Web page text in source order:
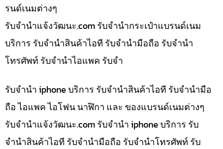
รนด์เนมต่างๆ
รับจํานําแจ้งวัฒนะ.com รับจำนำกระเป๋าแบรนด์เนม
บริการ รับจำนำสินค้าไอที รับจำนำมือถือ รับจำนำ
โทรศัพท์ รับจำนำไอแพค รับจำ
รับจำนำ iphone บริการ รับจำนำสินค้าไอที รับจำนำมือ
ถือ ไอแพค ไอโฟน นาฬิกา และ ของแบรนด์เนมต่างๆ
รับจํานําแจ้งวัฒนะ.com รับจำนำ iphone บริการ รับ
จำนำสินค้าไอที รับจำนำมือถือ รับจำนำโทรศัพท์ รับ